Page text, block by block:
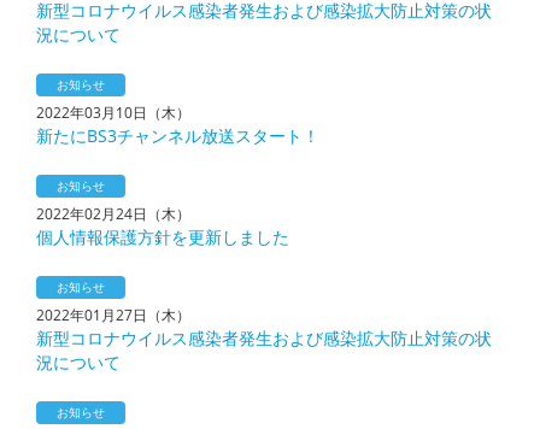
新型コロナウイルス感染者発生および感染拡大防止対策の状
況について
お知らせ
2022年03月10日（木）
新たにBS3チャンネル放送スタート！
お知らせ
2022年02月24日（木）
個人情報保護方針を更新しました
お知らせ
2022年01月27日（木）
新型コロナウイルス感染者発生および感染拡大防止対策の状
況について
お知らせ